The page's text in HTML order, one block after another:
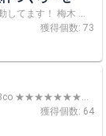
ちゃ！愛知県でシンガー活動してます！ 梅木 侑晟（うめき ゆうせい）です！ ゆせって呼んでね！ ファンマは《🎙🏹͙》 初見さん、気軽に「ちゃ！✋」からのコメントお待ちしてます！居心地が良いと思って貰えるように楽しい枠を作っていきます！💪✨ やるからには全部勝ち抜きたい！ 総合1位目指して頑張ります！応援お願いします！🔥 ┈┈┈🏆参加中イベント🏆┈┈┈ 【NASPシンガーAD】 グループC決勝 6/2-13 ┈┈┈⏰配信時間⏰┈┈┈ Instagramのストーリーでその都度お知らせするので Instagramのフォローもよろしくお願いします！ ┈┈┈🌟Profile🌟┈┈┈ ［名前］梅木 侑晟 ［誕生日］2003年5月28日 ［趣味/特技］ハンドボール🤾‍♂️ ダーツ🎯 ［性格］気分屋 ┈┈┈🍀 夢 🍀┈┈┈ 合格してシンガーデビューの夢を叶えたい！ そして、自分がステージに立つことで誰かに夢を魅せられる存在になりたいです！ 🙏リスナーさんへのお願い🙏 ■SMS認証を是非♪ SMS(電話番号)認証してないと、せっかく頂いたポイントが反映されません💦 マイページ ＞ アカウント設定 からSMS認証ができます！ ■Twitterの固定ツイートのRTを！ TwitterでSNS審査も同時で行われています！ 固定ツイートのRTお願いします！皆さんの1RTが僕の未来を大きく変えます！ ■本イベント期間中、SPギフトは、イベント貢献ポイント2.5倍で反映されます🎉 応援よろしくお願いします✨
獲得個数: 73
Ruu？➡ https://bit.ly/3oex8co ★★★★★★★★★★★★★★★★★★★★★★★★ ★★ ⚠️【大事なお知らせ】⚠️ 最短で明日にはこのアカウント、room全てが見れなくなります。 今後の活動は、X(旧Twitter)でお知らせしますので良かったらフォローをお願いします。 Xリンクは→ https://twitter.com/ruu1111music4u アカウントが変わり次第すぐガチイベ参加予定です🌈💪 応援よろしくお願いします(*´ω`*) ★★★★★★★★★★★★★★★★★★★★★★★★★★★ はじめまして Ruu るぅ です。今は、基本的に自由な配信です♪一曲一曲心を込めて歌ってたり、皆さまとわちゃわちゃしてたりしてます✨話込んでてなかなか歌わなかったら 「もっと聴かせて🎶」ポチっと押してね🤝 どうぞ、ゆっくりお楽しみください🧚🏽‍♀️ 歌う曲ジャンル 【 J-POP/R&B/ POP MUSIC/Soul/歌謡曲 】
獲得個数: 64